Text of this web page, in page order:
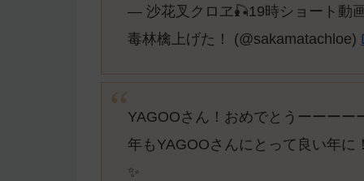
— 沙花叉クロヱ🎣19時ショート動
毒林檎上げた！ (@sakamatachloe)
YAGOOさん！おめでとうーーー
年もYAGOOさんにとって良い年
✨